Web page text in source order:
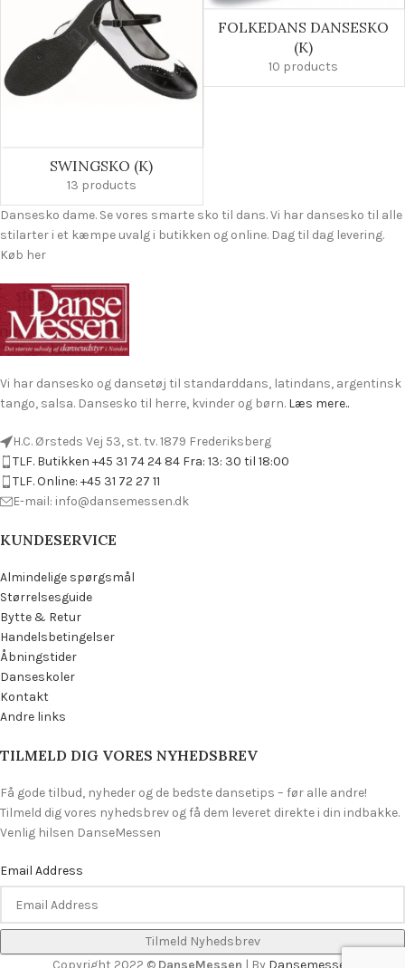
FOLKEDANS DANSESKO
(K)
10 products
SWINGSKO (K)
13 products
Dansesko dame. Se vores smarte sko til dans. Vi har dansesko til alle
stilarter i et kæmpe uvalg i butikken og online. Dag til dag levering.
Køb her
Vi har dansesko og dansetøj til standarddans, latindans, argentinsk
tango, salsa. Dansesko til herre, kvinder og børn. Læs mere..
H.C. Ørsteds Vej 53, st. tv. 1879 Frederiksberg
TLF. Butikken +45 31 74 24 84 Fra: 13: 30 til 18:00
TLF. Online: +45 31 72 27 11
E-mail: info@dansemessen.dk
KUNDESERVICE
Almindelige spørgsmål
Størrelsesguide
Bytte & Retur
Handelsbetingelser
Åbningstider
Danseskoler
Kontakt
Andre links
TILMELD DIG VORES NYHEDSBREV
Få gode tilbud, nyheder og de bedste dansetips – før alle andre!
Tilmeld dig vores nyhedsbrev og få dem leveret direkte i din indbakke.
Venlig hilsen DanseMessen
Email Address